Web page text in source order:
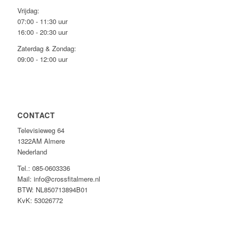
Vrijdag:
07:00 - 11:30 uur
16:00 - 20:30 uur
Zaterdag & Zondag:
09:00 - 12:00 uur
CONTACT
Televisieweg 64
1322AM Almere
Nederland
Tel.: 085-0603336
Mail: info@crossfitalmere.nl
BTW: NL850713894B01
KvK: 53026772